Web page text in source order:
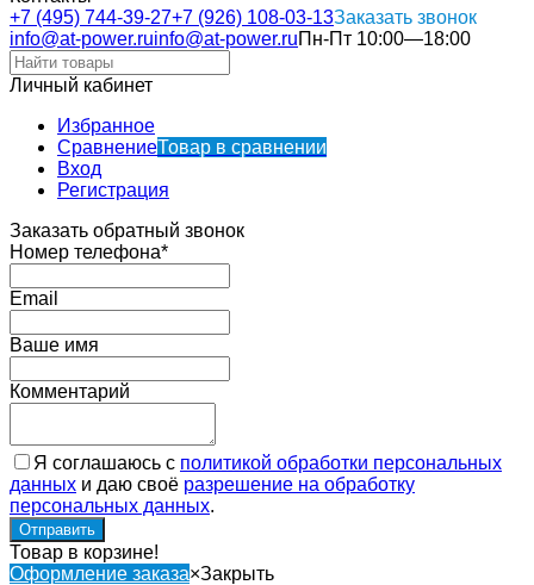
+7 (495) 744-39-27+7 (926) 108-03-13Заказать звонок
info@at-power.ruinfo@at-power.ruПн-Пт 10:00—18:00
Личный кабинет
Избранное
СравнениеТовар в сравнении
Вход
Регистрация
Заказать обратный звонок
Номер телефона*
Email
Ваше имя
Комментарий
Я соглашаюсь с политикой обработки персональных
данных и даю своё разрешение на обработку
персональных данных.
Товар в корзине!
Оформление заказа×Закрыть